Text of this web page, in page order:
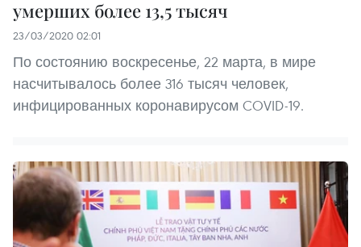
умерших более 13,5 тысяч
23/03/2020 02:01
По состоянию воскресенье, 22 марта, в мире
насчитывалось более 316 тысяч человек,
инфицированных коронавирусом COVID-19.